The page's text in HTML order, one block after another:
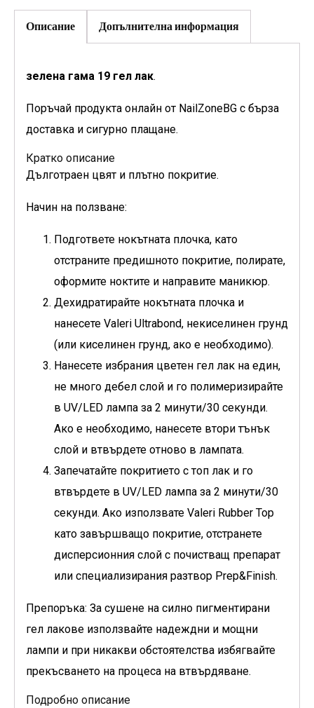
Описание Допълнителна информация
зелена гама 19 гел лак.
Поръчай продукта онлайн от NailZoneBG с бърза
доставка и сигурно плащане.
Кратко описание
Дълготраен цвят и плътно покритие.
Начин на ползване:
Подгответе нокътната плочка, като
отстраните предишното покритие, полирате,
оформите ноктите и направите маникюр.
Дехидратирайте нокътната плочка и
нанесете Valeri Ultrabond, некиселинен грунд
(или киселинен грунд, ако е необходимо).
Нанесете избрания цветен гел лак на един,
не много дебел слой и го полимеризирайте
в UV/LED лампа за 2 минути/30 секунди.
Ако е необходимо, нанесете втори тънък
слой и втвърдете отново в лампата.
Запечатайте покритието с топ лак и го
втвърдете в UV/LED лампа за 2 минути/30
секунди. Ако използвате Valeri Rubber Top
като завършващо покритие, отстранете
дисперсионния слой с почистващ препарат
или специализирания разтвор Prep&Finish.
Препоръка: За сушене на силно пигментирани
гел лакове използвайте надеждни и мощни
лампи и при никакви обстоятелства избягвайте
прекъсването на процеса на втвърдяване.
Подробно описание